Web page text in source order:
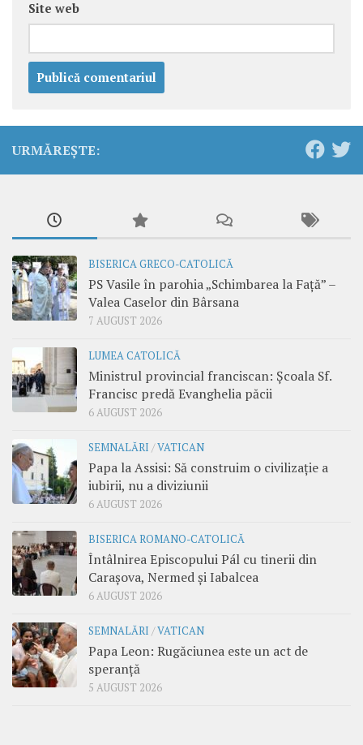
Site web
URMĂREȘTE:
BISERICA GRECO-CATOLICĂ
PS Vasile în parohia „Schimbarea la Față” –
Valea Caselor din Bârsana
7 AUGUST 2026
LUMEA CATOLICĂ
Ministrul provincial franciscan: Școala Sf.
Francisc predă Evanghelia păcii
6 AUGUST 2026
SEMNALĂRI /VATICAN
Papa la Assisi: Să construim o civilizație a
iubirii, nu a diviziunii
6 AUGUST 2026
BISERICA ROMANO-CATOLICĂ
Întâlnirea Episcopului Pál cu tinerii din
Carașova, Nermed și Iabalcea
6 AUGUST 2026
SEMNALĂRI /VATICAN
Papa Leon: Rugăciunea este un act de
speranță
5 AUGUST 2026